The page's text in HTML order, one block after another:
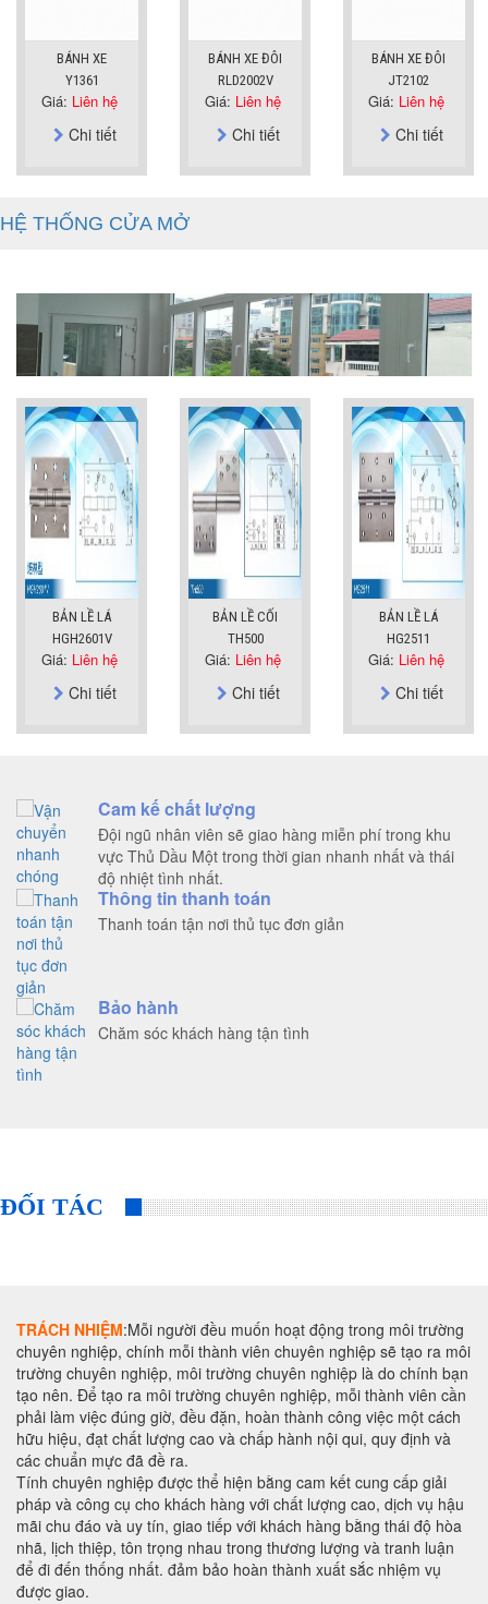
BÁNH XE
Y1361
Giá: Liên hệ
Chi tiết
BÁNH XE ĐÔI
RLD2002V
Giá: Liên hệ
Chi tiết
BÁNH XE ĐÔI
JT2102
Giá: Liên hệ
Chi tiết
HỆ THỐNG CỬA MỞ
BẢN LỀ LÁ
HGH2601V
Giá: Liên hệ
Chi tiết
BẢN LỀ CỐI
TH500
Giá: Liên hệ
Chi tiết
BẢN LỀ LÁ
HG2511
Giá: Liên hệ
Chi tiết
Cam kế chất lượng
Đội ngũ nhân viên sẽ giao hàng miễn phí trong khu
vực Thủ Dầu Một trong thời gian nhanh nhất và thái
độ nhiệt tình nhất.
Thông tin thanh toán
Thanh toán tận nơi thủ tục đơn giản
Bảo hành
Chăm sóc khách hàng tận tình
ĐỐI TÁC
TRÁCH NHIỆM:Mỗi người đều muốn hoạt động trong môi trường
chuyên nghiệp, chính mỗi thành viên chuyên nghiệp sẽ tạo ra môi
trường chuyên nghiệp, môi trường chuyên nghiệp là do chính bạn
tạo nên. Để tạo ra môi trường chuyên nghiệp, mỗi thành viên cần
phải làm việc đúng giờ, đều đặn, hoàn thành công việc một cách
hữu hiệu, đạt chất lượng cao và chấp hành nội qui, quy định và
các chuẩn mực đã đề ra.
Tính chuyên nghiệp được thể hiện bằng cam kết cung cấp giải
pháp và công cụ cho khách hàng với chất lượng cao, dịch vụ hậu
mãi chu đáo và uy tín, giao tiếp với khách hàng bằng thái độ hòa
nhã, lịch thiệp, tôn trọng nhau trong thương lượng và tranh luận
để đi đến thống nhất. đảm bảo hoàn thành xuất sắc nhiệm vụ
được giao.